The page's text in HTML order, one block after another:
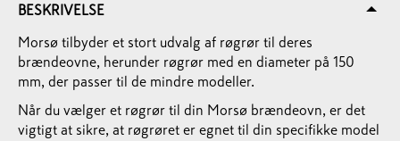
BESKRIVELSE
Morsø tilbyder et stort udvalg af røgrør til deres
brændeovne, herunder røgrør med en diameter på 150
mm, der passer til de mindre modeller.
Når du vælger et røgrør til din Morsø brændeovn, er det
vigtigt at sikre, at røgrøret er egnet til din specifikke model